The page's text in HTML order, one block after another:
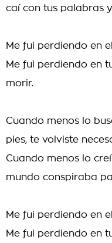
caí con tus palabras
Me fui perdiendo en
Me fui perdiendo en
morir.
Cuando menos lo
pies, te volviste
Cuando menos lo
mundo conspiraba
Me fui perdiendo en
Me fui perdiendo en